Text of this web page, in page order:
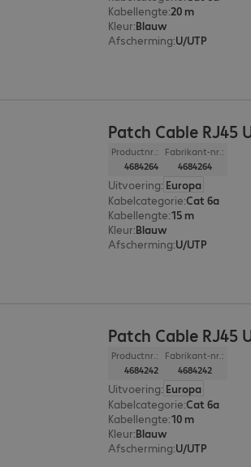
Kabellengte:20 m
Kleur:Blauw
Afscherming:U/UTP
Patch Cable RJ45
Productnr.:
4684264
Fabrikant-nr.:
4684264
Uitvoering: Europa
Kabelcategorie:Cat 6a
Kabellengte:15 m
Kleur:Blauw
Afscherming:U/UTP
Patch Cable RJ45
Productnr.:
4684242
Fabrikant-nr.:
4684242
Uitvoering: Europa
Kabelcategorie:Cat 6a
Kabellengte:10 m
Kleur:Blauw
Afscherming:U/UTP